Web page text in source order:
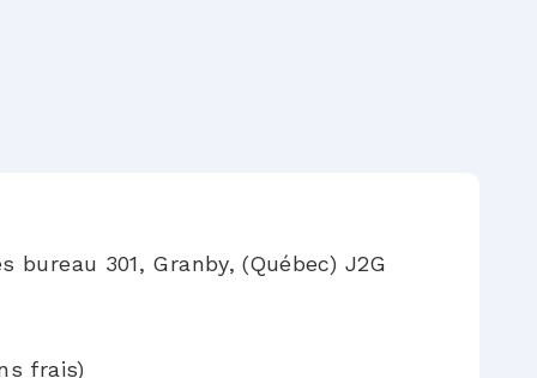
bureau 301, Granby, (Québec) J2G
frais)